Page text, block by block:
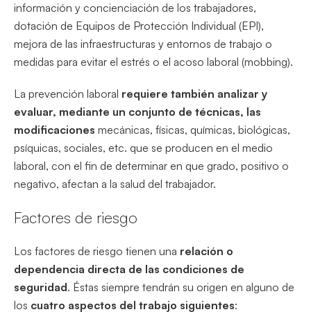
información y concienciación de los trabajadores,
dotación de Equipos de Protección Individual (EPI),
mejora de las infraestructuras y entornos de trabajo o
medidas para evitar el estrés o el acoso laboral (mobbing).
La prevención laboral requiere también analizar y
evaluar, mediante un conjunto de técnicas, las
modificaciones mecánicas, físicas, químicas, biológicas,
psíquicas, sociales, etc. que se producen en el medio
laboral, con el fin de determinar en que grado, positivo o
negativo, afectan a la salud del trabajador.
Factores de riesgo
Los factores de riesgo tienen una relación o
dependencia directa de las condiciones de
seguridad. Éstas siempre tendrán su origen en alguno de
los cuatro aspectos del trabajo siguientes: